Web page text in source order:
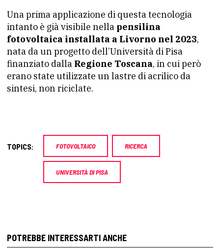
Una prima applicazione di questa tecnologia
intanto è già visibile nella pensilina
fotovoltaica installata a Livorno nel 2023,
nata da un progetto dell’Università di Pisa
finanziato dalla Regione Toscana, in cui però
erano state utilizzate un lastre di acrilico da
sintesi, non riciclate.
TOPICS: FOTOVOLTAICO RICERCA
UNIVERSITÀ DI PISA
POTREBBE INTERESSARTI ANCHE